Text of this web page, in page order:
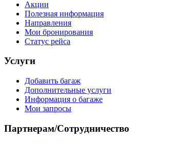
Акции
Полезная информация
Направления
Мои бронирования
Статус рейса
Услуги
Добавить багаж
Дополнительные услуги
Информация о багаже
Мои запросы
Партнерам/Сотрудничество